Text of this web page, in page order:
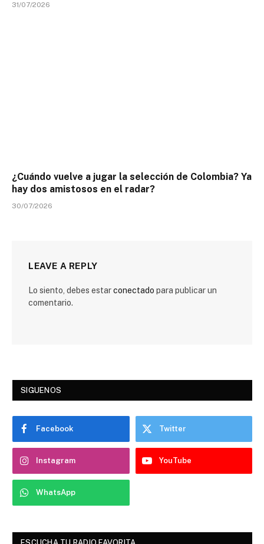
31/07/2026
¿Cuándo vuelve a jugar la selección de Colombia? Ya
hay dos amistosos en el radar?
30/07/2026
LEAVE A REPLY
Lo siento, debes estarconectado para publicar un
comentario.
SIGUENOS
Facebook Twitter
Instagram YouTube
WhatsApp
ESCUCHA TU RADIO FAVORITA